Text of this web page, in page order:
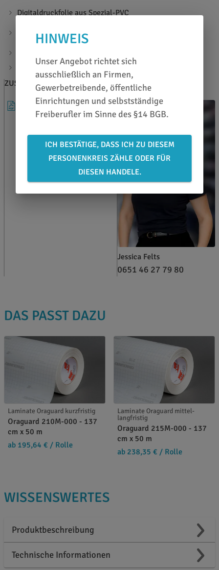
Digitaldruckfolie aus Spezial-PVC
Formaten
Materialstärke: 100µ
ZUSATZINFOS
DATENBLATT
BERATEN LASSEN
Jessica Felts
0651 46 27 79 80
DAS PASST DAZU
Laminate Oraguard kurzfristig
Oraguard 210M-000 - 137
cm x 50 m
ab 195,64 € / Rolle
Laminate Oraguard mittel-
langfristig
Oraguard 215M-000 - 137
cm x 50 m
ab 238,35 € / Rolle
WISSENSWERTES
Produktbeschreibung
Technische Informationen
HINWEIS
Unser Angebot richtet sich
ausschließlich an Firmen,
Gewerbetreibende, öffentliche
Einrichtungen und selbstständige
Freiberufler im Sinne des §14 BGB.
ICH BESTÄTIGE, DASS ICH ZU DIESEM
PERSONENKREIS ZÄHLE ODER FÜR
DIESEN HANDELE.